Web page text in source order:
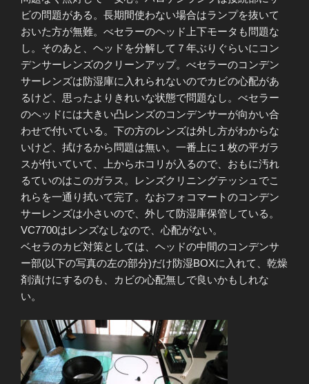
ビの問題がある。長期間使わない場合はランプを抜いて
おいた方が無難。べセラーのヘッド上下モータも問題な
し。そのあと、ヘッドを分解して７年ぶりぐらいにコン
デンサーレンズのクリーンアップ。べセラーのコンデン
サーレンズは防湿庫に入れられないのでカビの心配があ
るけど、思ったよりきれいな状態で問題なし。べセラー
のヘッドには大きい凸レンズのコンデンサーが向かい合
わせで付いている。下の方のレンズは外し方がわからな
いけど、拭けるから問題は無い。一番上に１枚の平ガラ
スが付いていて、上からホコリが入るので、おもに汚れ
るていのはこのガラス。レンズクリニングテッシュでこ
れらを一通り拭いて完了。なおフォコマートのコンデン
サーレンズは小さいので、外して防湿庫保管している。
VC7700はレンズなしなので、心配がない。
ベセラのカビ対策としては、ヘッドの中間のコンデンサ
ー部(以下の写真の左の部分)だけ防湿BOXに入れて、乾燥
剤漬けにするのも、カビの心配無しで良いかもしれな
い。